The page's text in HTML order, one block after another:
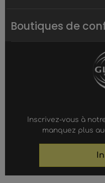
Boutiques de
Inscrivez-vous à
manquez plus